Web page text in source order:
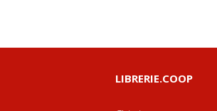
LIBRERIE.COOP